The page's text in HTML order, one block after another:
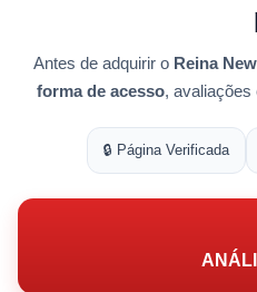
Antes de adquirir o Reina
forma de acesso, avaliações
🔒 Página Verificada